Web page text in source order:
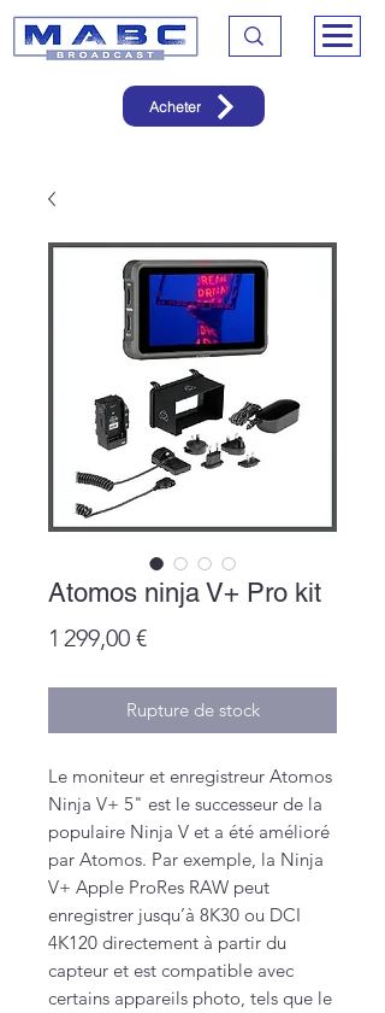
Acheter
Atomos ninja V+ Pro kit
1 299,00 €Prix
Rupture de stock
Le moniteur et enregistreur Atomos
Ninja V+ 5" est le successeur de la
populaire Ninja V et a été amélioré
par Atomos. Par exemple, la Ninja
V+ Apple ProRes RAW peut
enregistrer jusqu’à 8K30 ou DCI
4K120 directement à partir du
capteur et est compatible avec
certains appareils photo, tels que le